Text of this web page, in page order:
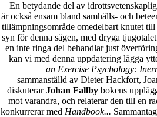
En betydande del av
är också ensam bland samhälls- och
tillämpningsområde omedelbart knutet
syn för denna sägen, med dryga
en inte ringa del behandlar just
kan vi med denna uppdatering lägga
an Exercise Psychology:
sammanställd av Dieter Hackfort,
diskuterarJohan Fallby bokens
mot varandra, och relaterar den till en
konkurrerar med Handbook...